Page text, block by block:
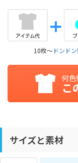
10枚～ドンド
何色
こ
サイズと素材